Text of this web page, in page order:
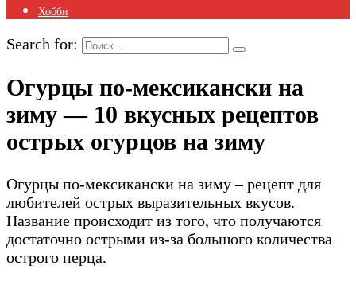
Хобби
Search for:
Огурцы по-мексикански на
зиму — 10 вкусных рецептов
острых огурцов на зиму
Огурцы по-мексикански на зиму – рецепт для
любителей острых выразительных вкусов.
Название происходит из того, что получаются
достаточно острыми из-за большого количества
острого перца.